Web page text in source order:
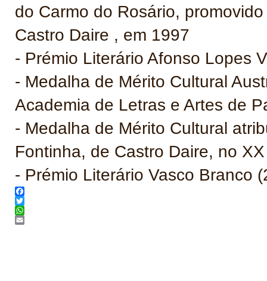
do Carmo do Rosário,
Castro Daire , em 1997
- Prémio Literário Afonso Lopes
- Medalha de Mérito Cultural
Academia de Letras e Artes de
- Medalha de Mérito Cultural
Fontinha, de Castro Daire, no
- Prémio Literário Vasco Branco
Facebook
Twitter
WhatsApp